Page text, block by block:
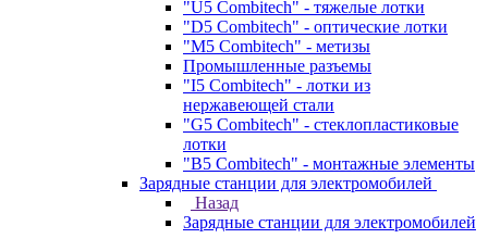
"U5 Combitech" - тяжелые лотки
"D5 Combitech" - оптические лотки
"M5 Combitech" - метизы
Промышленные разъемы
"I5 Combitech" - лотки из
нержавеющей стали
"G5 Combitech" - стеклопластиковые
лотки
"B5 Combitech" - монтажные элементы
Зарядные станции для электромобилей
Назад
Зарядные станции для электромобилей